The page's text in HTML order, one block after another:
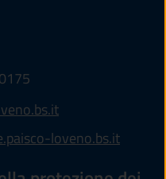
loveno.bs.it